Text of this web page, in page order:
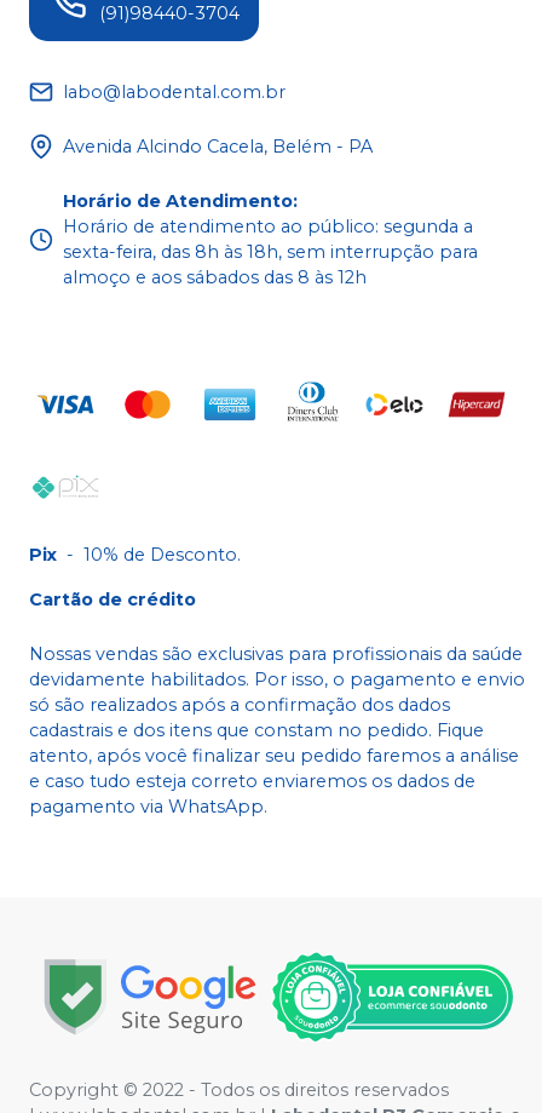
(91)98440-3704
labo@labodental.com.br
Avenida Alcindo Cacela, Belém - PA
Horário de Atendimento:
Horário de atendimento ao público: segunda a
sexta-feira, das 8h às 18h, sem interrupção para
almoço e aos sábados das 8 às 12h
Pix - 10% de Desconto.
Cartão de crédito
Nossas vendas são exclusivas para profissionais da saúde
devidamente habilitados. Por isso, o pagamento e envio
só são realizados após a confirmação dos dados
cadastrais e dos itens que constam no pedido. Fique
atento, após você finalizar seu pedido faremos a análise
e caso tudo esteja correto enviaremos os dados de
pagamento via WhatsApp.
Copyright © 2022 - Todos os direitos reservados